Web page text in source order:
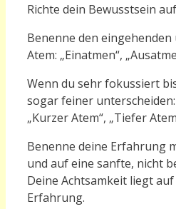
Richte dein Bewusstsein
Benenne den
Atem: „Einatmen“,
Wenn du sehr fokussiert
sogar feiner unterscheiden:
„Kurzer Atem“, „Tiefer
Benenne deine Erfahrung
und auf eine sanfte, nicht
Deine Achtsamkeit liegt
Erfahrung.